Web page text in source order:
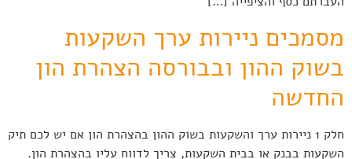
מסמכים ניירות ערך השקעות
בשוק ההון ובבורסה הצהרת הון
החדשה
חלק 1 ניירות ערך והשקעות בשוק ההון בהצהרת הון אם יש לכם תיק
השקעות בבנק או בבית השקעות, צריך לדווח עליו בהצהרת הון.